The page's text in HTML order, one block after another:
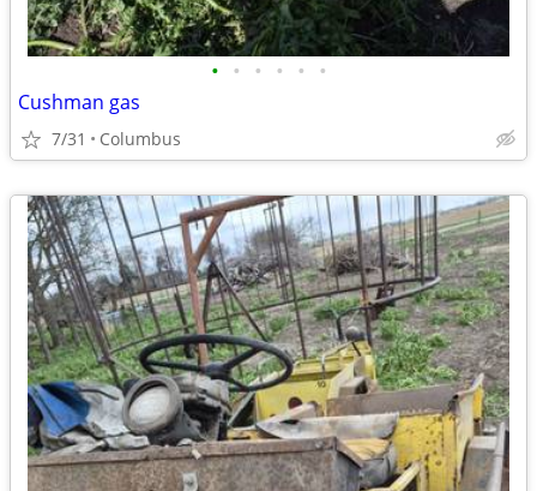
• • • • • •
Cushman gas
7/31 Columbus